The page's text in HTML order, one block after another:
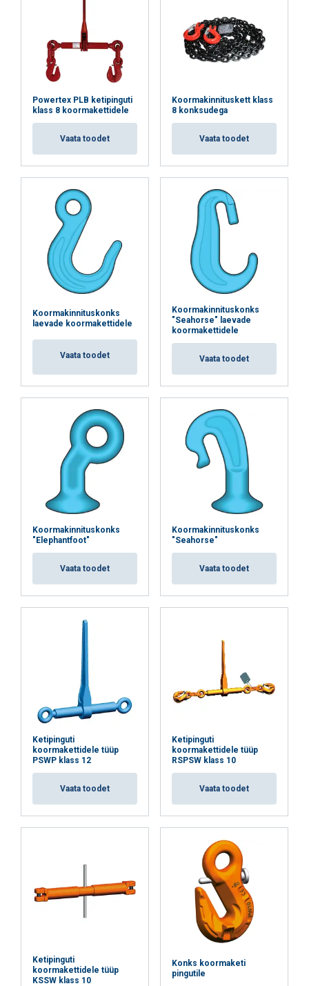
Powertex PLB ketipinguti
klass 8 koormakettidele
Vaata toodet
Koormakinnituskett klass
8 konksudega
Vaata toodet
Koormakinnituskonks
laevade koormakettidele
Vaata toodet
Koormakinnituskonks
"Seahorse" laevade
koormakettidele
Vaata toodet
Koormakinnituskonks
"Elephantfoot"
Vaata toodet
Koormakinnituskonks
"Seahorse"
Vaata toodet
Ketipinguti
koormakettidele tüüp
PSWP klass 12
Vaata toodet
Ketipinguti
koormakettidele tüüp
RSPSW klass 10
Vaata toodet
Ketipinguti
koormakettidele tüüp
KSSW klass 10
Konks koormaketi
pingutile